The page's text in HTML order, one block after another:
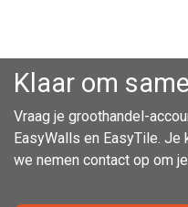
Klaar om
Vraag je groothandel-
EasyWalls en EasyTile.
we nemen contact op om